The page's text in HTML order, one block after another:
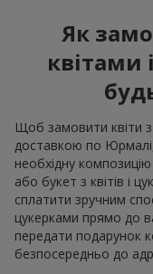
Як
квітами
Щоб замовити квіти
доставкою по
необхідну
або букет з квітів і
сплатити зручним
цукерками прямо до
передати подарунок
безпосередньо до